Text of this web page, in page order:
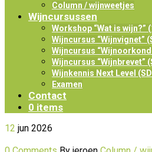
Column / wijnweetjes
Wijncursussen
Workshop “Wat is wijn?”
Wijncursus “Wijnvignet”
Wijncursus
Wijncursus “Wijnbrevet”
Wijnkennis Next Level
Examen
Contact
0 items
12 jun 2026